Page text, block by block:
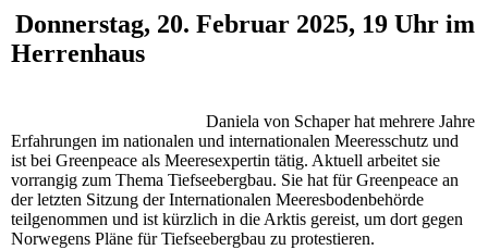
Donnerstag, 20. Februar 2025, 19 Uhr im
Herrenhaus
Daniela von Schaper hat mehrere Jahre
Erfahrungen im nationalen und internationalen Meeresschutz und
ist bei Greenpeace als Meeresexpertin tätig. Aktuell arbeitet sie
vorrangig zum Thema Tiefseebergbau. Sie hat für Greenpeace an
der letzten Sitzung der Internationalen Meeresbodenbehörde
teilgenommen und ist kürzlich in die Arktis gereist, um dort gegen
Norwegens Pläne für Tiefseebergbau zu protestieren.